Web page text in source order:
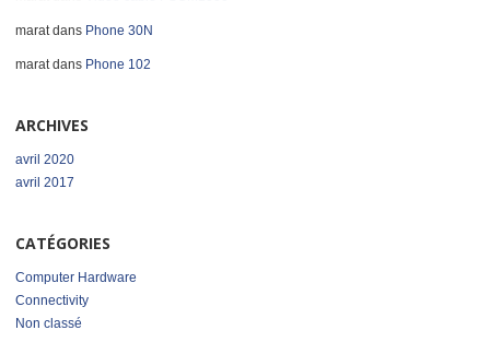
marat dans Phone 30N
maratdans Phone 102
ARCHIVES
avril 2020
avril 2017
CATÉGORIES
Computer Hardware
Connectivity
Non classé